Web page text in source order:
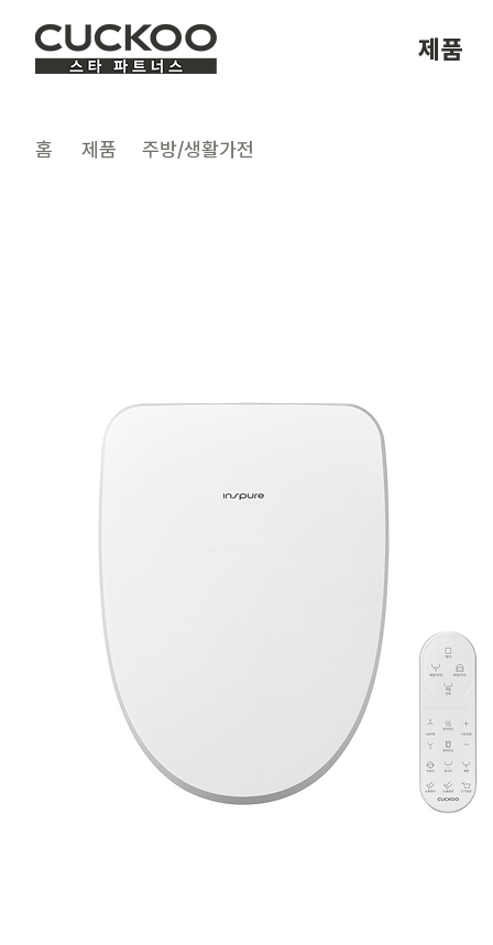
제품
​홈 제품 주방/생활가전